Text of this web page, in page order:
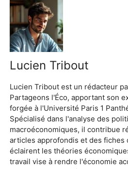
Lucien Tribout
Lucien Tribout est un rédacteur
Partageons l'Éco, apportant son
forgée à l'Université Paris 1
Spécialisé dans l'analyse des
macroéconomiques, il contribue
articles approfondis et des fiches
éclairent les théories
travail vise à rendre l'économie